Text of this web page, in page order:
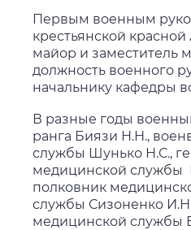
Первым военным
крестьянской
майор и заместитель
должность военного
начальнику кафедры
В разные годы
ранга Биязи Н.Н.,
службы Шунько Н.С.,
медицинской службы
полковник
службы Сизоненко
медицинской службы